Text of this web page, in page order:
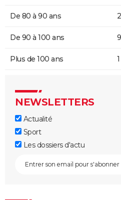
De 80 à 90 ans
De 90 à 100 ans 9
Plus de 100 ans 1
NEWSLETTERS
Actualité
Sport
Les dossiers d'actu